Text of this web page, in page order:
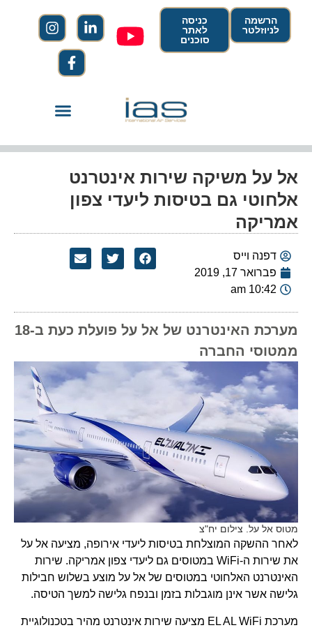
הרשמה
לניוזלטר
כניסה
לאתר
סוכנים
אל על משיקה שירות אינטרנט
אלחוטי גם בטיסות ליעדי צפון
אמריקה
דפנה וייס
פברואר 17, 2019
10:42 am
מערכת האינטרנט של אל על פועלת כעת ב-18
ממטוסי החברה
מטוס אל על. צילום יח"צ
לאחר ההשקה המוצלחת בטיסות ליעדי אירופה, מציעה אל על
את שירות ה-WiFi במטוסים גם ליעדי צפון אמריקה. שירות
האינטרנט האלחוטי במטוסים של אל על מוצע בשלוש חבילות
גלישה אשר אינן מוגבלות בזמן ובנפח גלישה למשך הטיסה.
מערכת EL AL WiFi מציעה שירות אינטרנט מהיר בטכנולוגיית